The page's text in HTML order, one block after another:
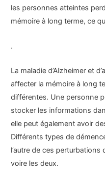
les personnes atteintes
mémoire à long terme, ce
.
La maladie d’Alzheimer et
affecter la mémoire à long
différentes. Une personne
stocker les informations
elle peut également avoir
Différents types de
l’autre de ces
voire les deux.